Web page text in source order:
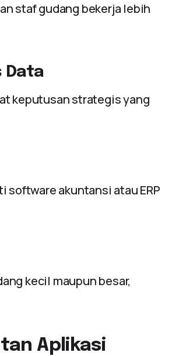
staf gudang bekerja lebih
Data
keputusan strategis yang
akuntansi atau ERP
kecil maupun besar,
Aplikasi